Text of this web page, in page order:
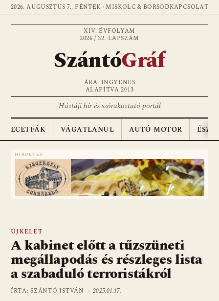
2026. AUGUSZTUS 7., PÉNTEK · MISKOLC & BORSODKAPCSOLAT
XIV. ÉVFOLYAM
2026 / 32. LAPSZÁM
SzántóGráf
ÁRA: INGYENES
ALAPÍTVA 2013
Háztáji hír és szórakoztató portál
ECETFÁK VÁGATLANUL AUTÓ-MOTOR
HIRDETÉS
ÚJKELET
A kabinet előtt a tűzszüneti
megállapodás és részleges lista
a szabaduló terroristákról
ÍRTA: SZÁNTÓ ISTVÁN ·2025.01.17.